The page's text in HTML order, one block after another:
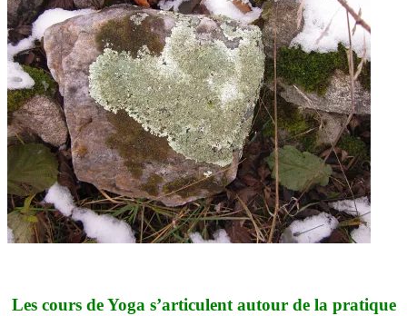
Les cours de Yoga s’articulent autour de la pratique